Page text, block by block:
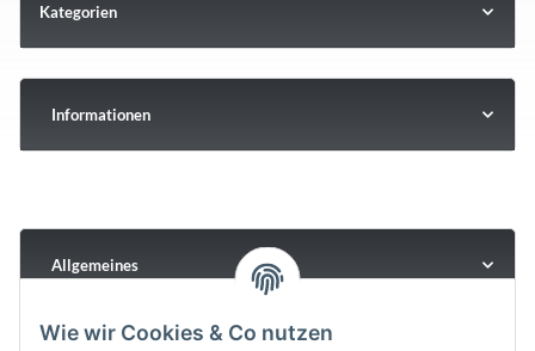
Kategorien
Informationen
Allgemeines
Wie wir Cookies & Co nutzen